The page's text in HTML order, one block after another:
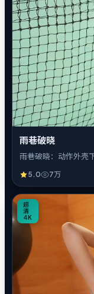
雨巷破晓
雨巷破晓：动作外壳
5.0 7万
超
清
4K